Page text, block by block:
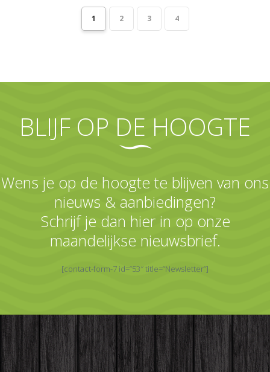
1 2 3 4
BLIJF OP DE HOOGTE
Wens je op de hoogte te blijven van ons
nieuws & aanbiedingen?
Schrijf je dan hier in op onze
maandelijkse nieuwsbrief.
[contact-form-7 id=”53″ title=”Newsletter”]